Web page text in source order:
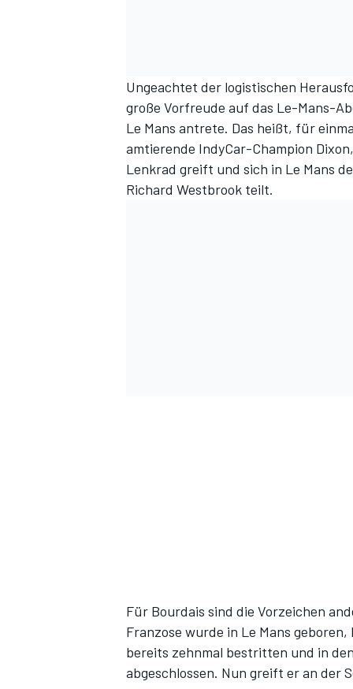
Ungeachtet der logistischen
große Vorfreude auf das Le-Mans-
Le Mans antrete. Das heißt, für
amtierende IndyCar-Champion
Lenkrad greift und sich in Le Mans
Richard Westbrook teilt.
Für Bourdais sind die Vorzeichen
Franzose wurde in Le Mans
bereits zehnmal bestritten und in
abgeschlossen. Nun greift er an der